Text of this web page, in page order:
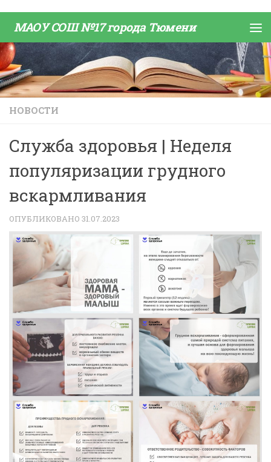
МАОУ СОШ №17 города Тюмени
НОВОСТИ
Служба здоровья | Неделя
популяризации грудного
вскармливания
ОПУБЛИКОВАНО 31.07.2023